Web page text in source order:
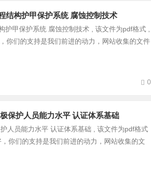
结构护甲保护系统 腐蚀控制技术
甲保护系统 腐蚀控制技术 , 该文件为pdf格式 ,
你们的支持是我们前进的动力，网站收集的文件
0
保护人员能力水平 认证体系基础
人员能力水平 认证体系基础 , 该文件为pdf格式
你们的支持是我们前进的动力，网站收集的文